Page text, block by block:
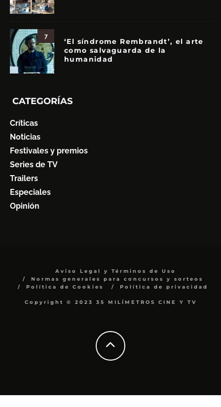
7
‘El síndrome Rembrandt’, el arte
como salvaguarda de la
humanidad
CATEGORÍAS
Críticas
Noticias
Festivales y premios
Series de TV
Trailers
Especiales
Opinión
Aviso Legal y Términos de Uso
Normas generales para concursos y sorteos
Política de Cookies
Política de privacidad
Copyright © 2023 35 MILÍMETROS CINE Y TV